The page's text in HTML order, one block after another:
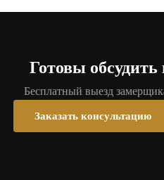
Готовы
Бесплатный выезд
Заказать консультацию